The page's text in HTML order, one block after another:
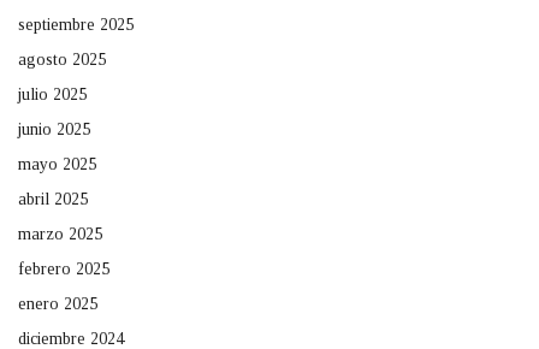
septiembre 2025
agosto 2025
julio 2025
junio 2025
mayo 2025
abril 2025
marzo 2025
febrero 2025
enero 2025
diciembre 2024